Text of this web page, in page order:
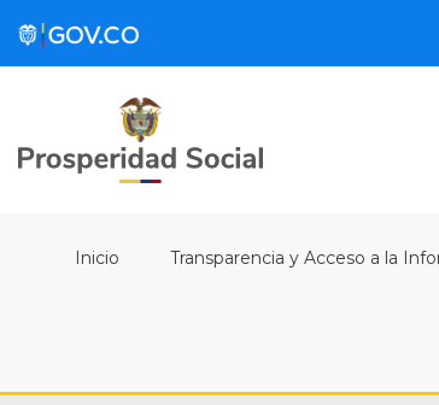
Inicio Transparencia y Acceso a la